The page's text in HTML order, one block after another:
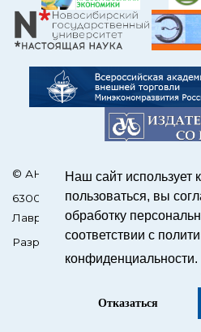
Наш сайт использует
пользоваться, вы
обработку
соответствии с
конфиденциальности.
Отказаться
© АНО Редакция журнала
630090, Россия, Новосибирск,
Лаврентьева, 17
Разработка сайтов на OJS –